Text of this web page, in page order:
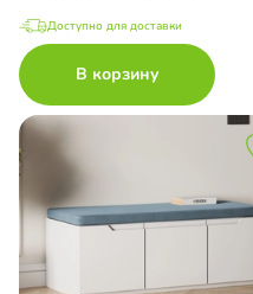
Доступно для доставки
В корзину